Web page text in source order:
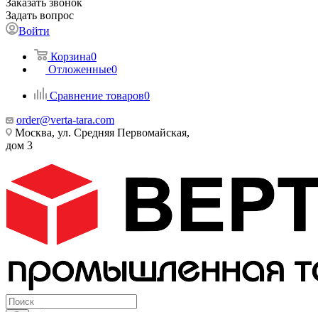
Заказать звонок
Задать вопрос
Войти
Корзина0
Отложенные0
Сравнение товаров0
order@verta-tara.com
Москва, ул. Средняя Первомайская,
дом 3